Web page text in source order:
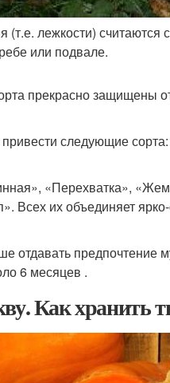
лежкости)
или подвале.
прекрасно защищены
следующие
«Перехватка»,
Всех их объединяет
отдавать предпочтение
6 месяцев .
Как хранить